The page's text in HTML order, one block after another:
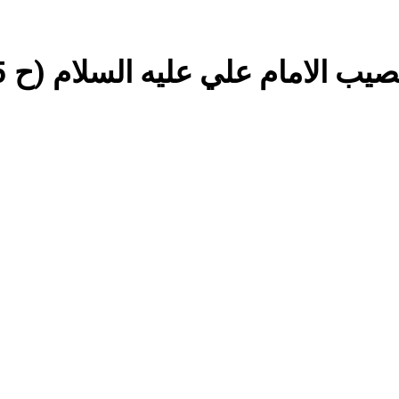
الامام علي عليه السلام (ح 25)